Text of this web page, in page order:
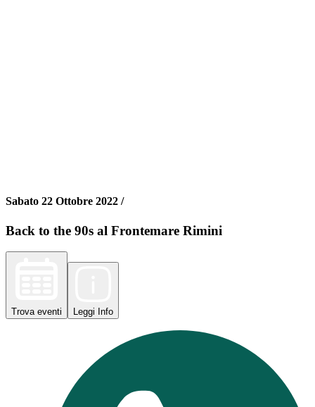
Sabato 22 Ottobre 2022 /
Back to the 90s al Frontemare Rimini
Trova eventi Leggi Info